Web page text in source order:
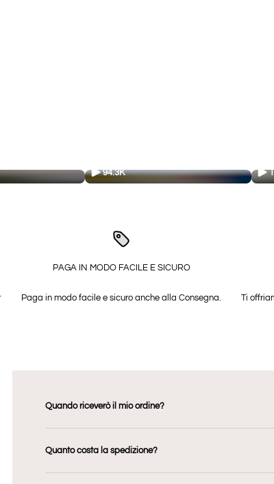
94.3K
PAGA IN MODO FACILE E SICURO
Paga in modo facile e sicuro anche alla Consegna.
Ti
Quando riceverò il mio ordine?
Quanto costa la spedizione?